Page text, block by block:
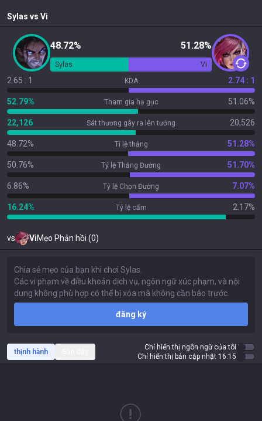
Sylas vs Vi
48.72% 51.28%
Sylas Vi
2.65 : 1 KDA 2.74 : 1
52.79% Tham gia hạ gục 51.06%
22,126 Sát thương gây ra lên tướng 20,526
48.72% Tỉ lệ thắng 51.28%
50.76% Tỷ lệ Thắng Đường 51.70%
6.86% Tỷ lệ Chọn Đường 7.07%
16.24% Tỷ lệ cấm 2.17%
vs ViMẹo Phản hồi (0)
đăng ký
thịnh hành
Chỉ hiển thị ngôn ngữ của tôi
Chỉ hiển thị bản cập nhật 16.15